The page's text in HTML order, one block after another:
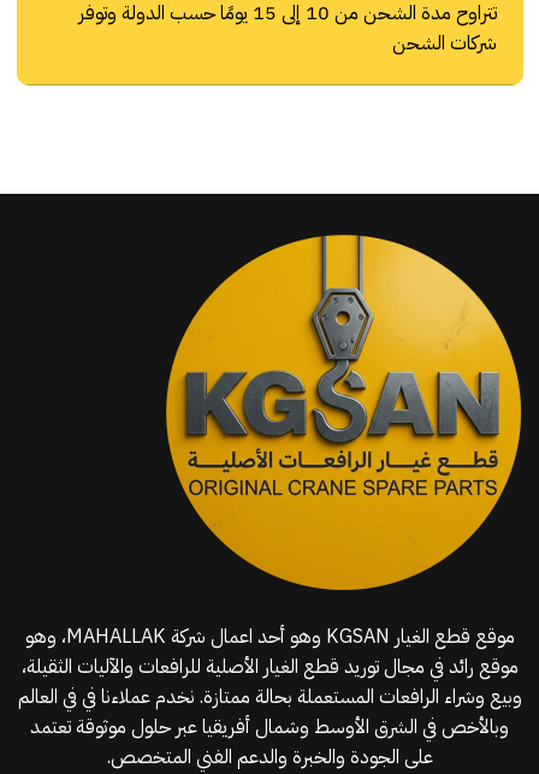
تتراوح مدة الشحن من 10 إلى 15 يومًا حسب الدولة وتوفر
شركات الشحن
موقع قطع الغيار KGSAN وهو أحد اعمال شركة MAHALLAK، وهو
موقع رائد في مجال توريد قطع الغيار الأصلية للرافعات والآليات الثقيلة،
وبيع وشراء الرافعات المستعملة بحالة ممتازة. نخدم عملاءنا في في العالم
وبالأخص في الشرق الأوسط وشمال أفريقيا عبر حلول موثوقة تعتمد
على الجودة والخبرة والدعم الفني المتخصص.